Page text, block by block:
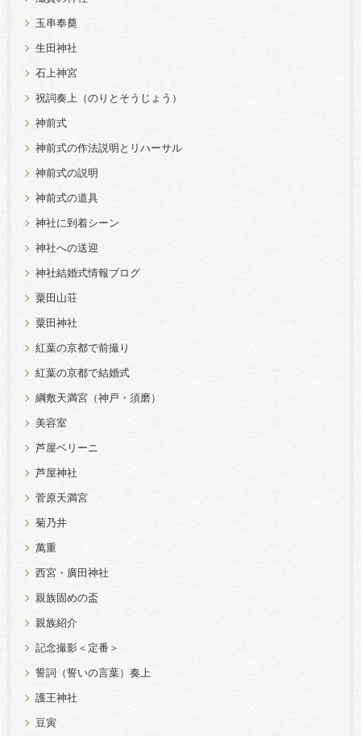
玉串奉奠
生田神社
石上神宮
祝詞奏上（のりとそうじょう）
神前式
神前式の作法説明とリハーサル
神前式の説明
神前式の道具
神社に到着シーン
神社への送迎
神社結婚式情報ブログ
粟田山荘
粟田神社
紅葉の京都で前撮り
紅葉の京都で結婚式
綱敷天満宮（神戸・須磨）
美容室
芦屋ベリーニ
芦屋神社
菅原天満宮
菊乃井
萬重
西宮・廣田神社
親族固めの盃
親族紹介
記念撮影＜定番＞
誓詞（誓いの言葉）奏上
護王神社
豆寅